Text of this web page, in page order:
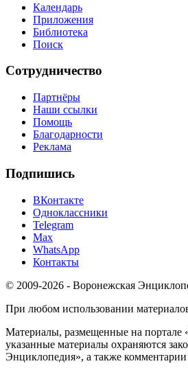
Календарь
Приложения
Библиотека
Поиск
Сотрудничество
Партнёры
Наши ссылки
Помощь
Благодарности
Реклама
Подпишись
ВКонтакте
Одноклассники
Telegram
Max
WhatsApp
Контакты
© 2009-2026 - Воронежская
При любом использовании
Материалы, размещенные на портале
указанные материалы охраняются
Энциклопедия», а также